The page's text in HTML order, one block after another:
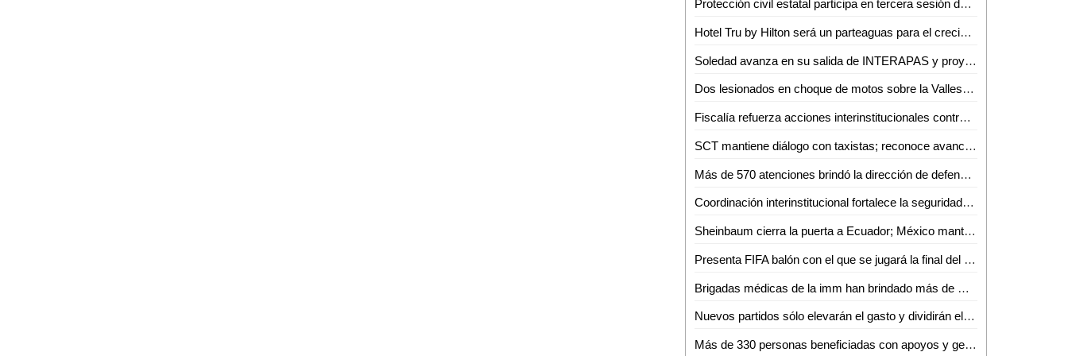
Protección civil estatal participa en tercera sesión del comité técnico estatal de manejo del fuego
Hotel Tru by Hilton será un parteaguas para el crecimiento de Ciudad Valles: Sedeco
Soledad avanza en su salida de INTERAPAS y proyecta nuevas obras para la zona oriente
Dos lesionados en choque de motos sobre la Valles–Naranjo
Fiscalía refuerza acciones interinstitucionales contra delito de extorsión
SCT mantiene diálogo con taxistas; reconoce avances pero persisten malas prácticas
Más de 570 atenciones brindó la dirección de defensoría social durante mayo y junio en Ciudad Valles
Coordinación interinstitucional fortalece la seguridad y la paz en San Luis Potosí
Sheinbaum cierra la puerta a Ecuador; México mantiene demanda internacional
Presenta FIFA balón con el que se jugará la final del Mundial 2026
Brigadas médicas de la imm han brindado más de mil 250 atenciones gratuitas en Ciudad Valles
Nuevos partidos sólo elevarán el gasto y dividirán el voto: Carlos Solares
Más de 330 personas beneficiadas con apoyos y gestiones de atención ciudadana durante junio